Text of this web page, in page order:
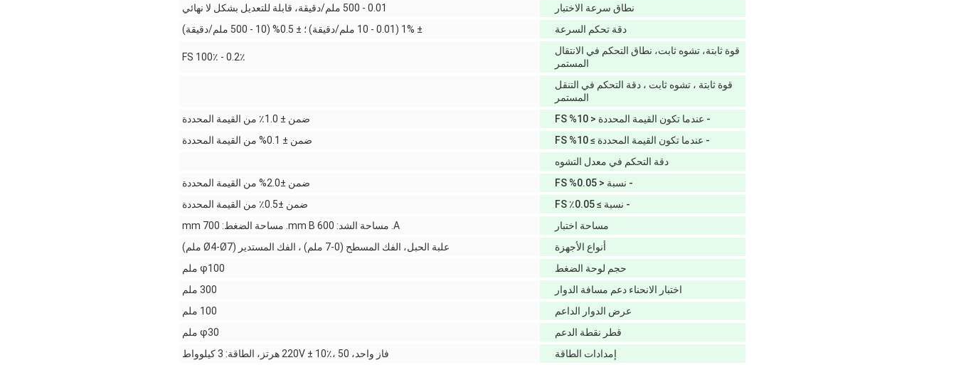
نطاق سرعة الاختبار
0.01 - 500 ملم/دقيقة، قابلة للتعديل بشكل لا نهائي
دقة تحكم السرعة
± 1% (0.01 - 10 ملم/دقيقة) ؛ ± 0.5% (10 - 500 ملم/دقيقة)
قوة ثابتة، تشوه ثابت، نطاق التحكم في الانتقال
المستمر
0.2٪ - 100٪ FS
قوة ثابتة ، تشوه ثابت ، دقة التحكم في التنقل
المستمر
- عندما تكون القيمة المحددة < 10% FS
ضمن ± 1.0٪ من القيمة المحددة
- عندما تكون القيمة المحددة ≥ 10% FS
ضمن ± 0.1% من القيمة المحددة
دقة التحكم في معدل التشوه
- نسبة < 0.05% FS
ضمن ±2.0% من القيمة المحددة
- نسبة ≥ 0.05٪ FS
ضمن ±0.5٪ من القيمة المحددة
مساحة اختبار
A. مساحة الشد: 600 mm B. مساحة الضغط: 700 mm
أنواع الأجهزة
علبة الحبل، الفك المسطح (0-7 ملم) ، الفك المستدير (Ø4-Ø7 ملم)
حجم لوحة الضغط
φ100 ملم
اختبار الانحناء دعم مسافة الدوار
300 ملم
عرض الدوار الداعم
100 ملم
قطر نقطة الدعم
φ30 ملم
إمدادات الطاقة
فاز واحد، 220V ± 10٪، 50 هرتز، الطاقة: 3 كيلوواط